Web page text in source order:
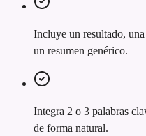
Incluye un resultado,
un resumen genérico.
Integra 2 o 3 palabras
de forma natural.